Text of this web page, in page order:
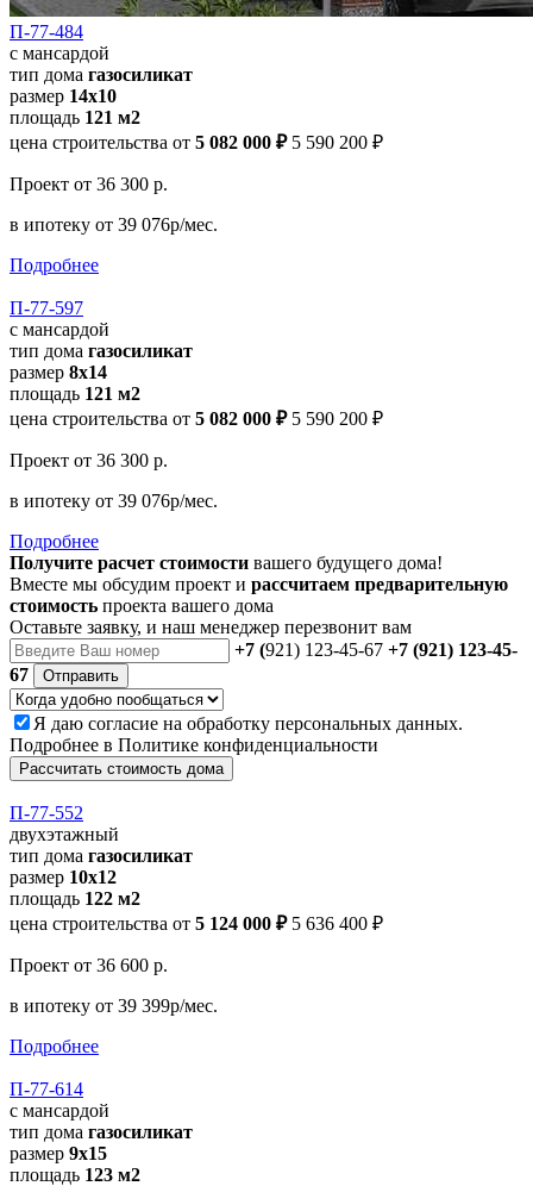
П-77-484
с мансардой
тип дома газосиликат
размер 14х10
площадь 121 м2
цена строительства от 5 082 000 ₽ 5 590 200 ₽
Проект от 36 300 р.
в ипотеку от 39 076р/мес.
Подробнее
П-77-597
с мансардой
тип дома газосиликат
размер 8х14
площадь 121 м2
цена строительства от 5 082 000 ₽ 5 590 200 ₽
Проект от 36 300 р.
в ипотеку от 39 076р/мес.
Подробнее
Получите расчет стоимости вашего будущего дома!
Вместе мы обсудим проект и рассчитаем предварительную
стоимость проекта вашего дома
Оставьте заявку, и наш менеджер перезвонит вам
+7 (921) 123-45-67 +7 (921) 123-45-
67
Отправить
Я даю согласие на обработку персональных данных.
Подробнее в Политике конфиденциальности
Рассчитать стоимость дома
П-77-552
двухэтажный
тип дома газосиликат
размер 10х12
площадь 122 м2
цена строительства от 5 124 000 ₽ 5 636 400 ₽
Проект от 36 600 р.
в ипотеку от 39 399р/мес.
Подробнее
П-77-614
с мансардой
тип дома газосиликат
размер 9x15
площадь 123 м2